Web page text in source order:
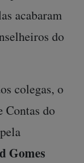
acabaram
do
colegas, o
Contas do
Gomes